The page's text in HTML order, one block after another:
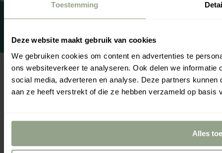
Toestemming
Deze website maakt gebruik van cookies
We gebruiken cookies om content en advertenties te
ons websiteverkeer te analyseren. Ook delen we
social media, adverteren en analyse. Deze partners
aan ze heeft verstrekt of die ze hebben verzameld op basis
Alles